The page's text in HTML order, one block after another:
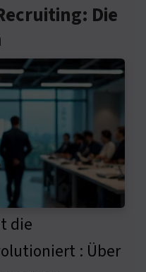
Die
die
: Über